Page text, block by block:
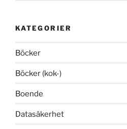
KATEGORIER
Böcker
Böcker (kok-)
Boende
Datasäkerhet